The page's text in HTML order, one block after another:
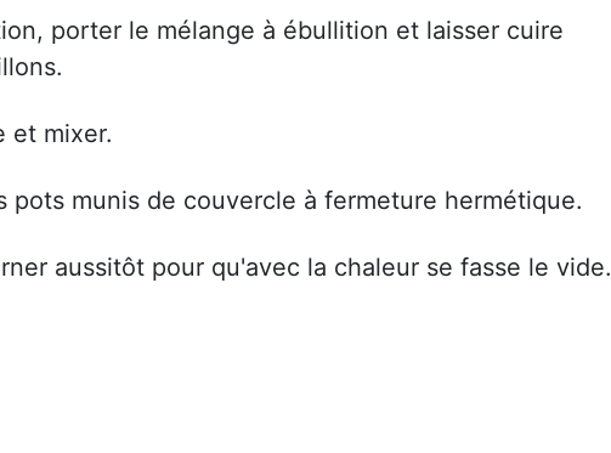
porter le mélange à ébullition et laisser cuire
et mixer.
pots munis de couvercle à fermeture hermétique.
aussitôt pour qu'avec la chaleur se fasse le vide.